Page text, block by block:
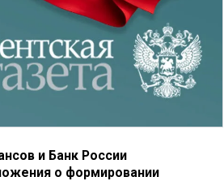
и Банк России
о формировании